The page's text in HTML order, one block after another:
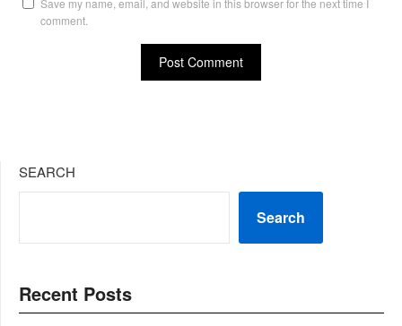
comment.
SEARCH
Search
Recent Posts